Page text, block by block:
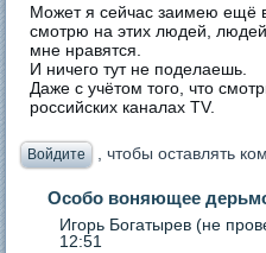
Может я сейчас заимею ещё
смотрю на этих людей,
мне нравятся.
И ничего тут не поделаешь.
Даже с учётом того, что
российских каналах TV.
Войдите , чтобы оставлять
Особо воняющее
Игорь Богатырев (не
12:51